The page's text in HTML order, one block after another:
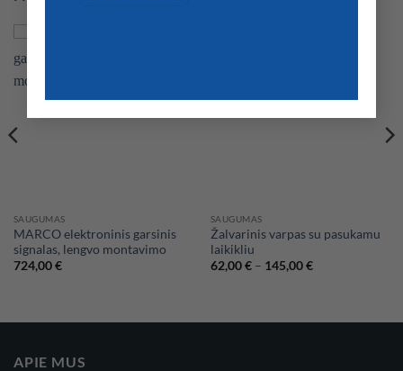
SAUGUMAS
MARCO elektroninis garsinis
signalas, lengvo montavimo
724,00€
SAUGUMAS
Žalvarinis varpas su pasukamu
laikikliu
62,00€ – 145,00€Price
APIE MUS